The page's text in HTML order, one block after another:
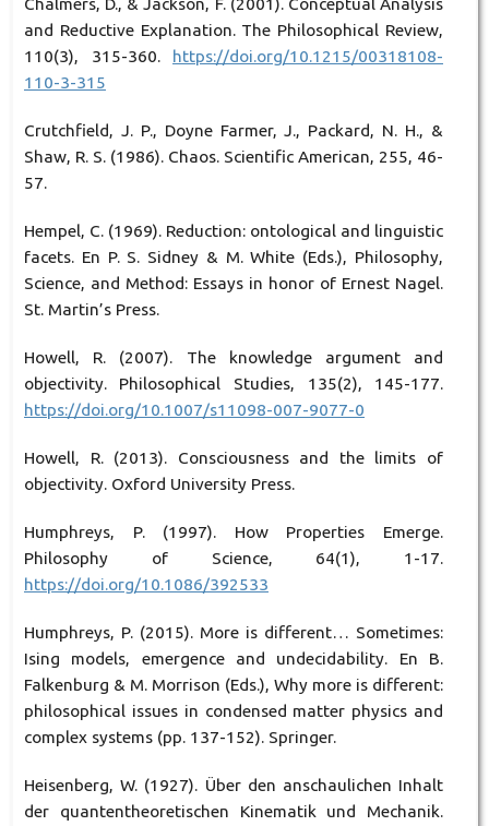
Chalmers, D., & Jackson, F. (2001). Conceptual Analysis
and Reductive Explanation. The Philosophical Review,
110(3), 315-360. https://doi.org/10.1215/00318108-
110-3-315
Crutchfield, J. P., Doyne Farmer, J., Packard, N. H., &
Shaw, R. S. (1986). Chaos. Scientific American, 255, 46-
57.
Hempel, C. (1969). Reduction: ontological and linguistic
facets. En P. S. Sidney & M. White (Eds.), Philosophy,
Science, and Method: Essays in honor of Ernest Nagel.
St. Martin’s Press.
Howell, R. (2007). The knowledge argument and
objectivity. Philosophical Studies, 135(2), 145-177.
https://doi.org/10.1007/s11098-007-9077-0
Howell, R. (2013). Consciousness and the limits of
objectivity. Oxford University Press.
Humphreys, P. (1997). How Properties Emerge.
Philosophy of Science, 64(1), 1-17.
https://doi.org/10.1086/392533
Humphreys, P. (2015). More is different… Sometimes:
Ising models, emergence and undecidability. En B.
Falkenburg & M. Morrison (Eds.), Why more is different:
philosophical issues in condensed matter physics and
complex systems (pp. 137-152). Springer.
Heisenberg, W. (1927). Über den anschaulichen Inhalt
der quantentheoretischen Kinematik und Mechanik.